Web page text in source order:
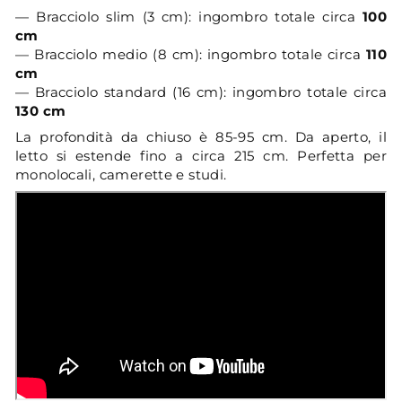
— Bracciolo slim (3 cm): ingombro totale circa 100
cm
— Bracciolo medio (8 cm): ingombro totale circa 110
cm
— Bracciolo standard (16 cm): ingombro totale circa
130 cm
La profondità da chiuso è 85-95 cm. Da aperto, il
letto si estende fino a circa 215 cm. Perfetta per
monolocali, camerette e studi.